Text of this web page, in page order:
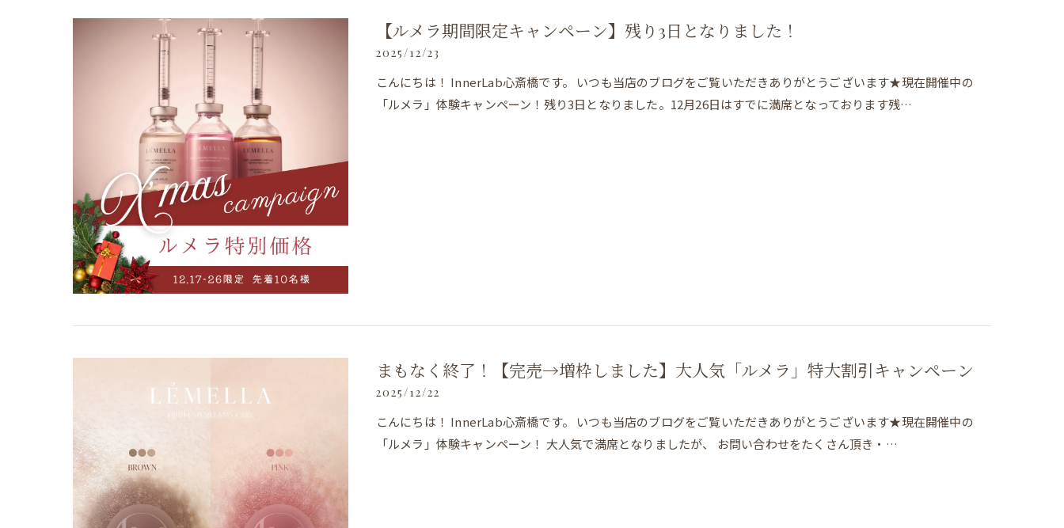
【ルメラ期間限定キャンペーン】残り3日となりました！
2025/12/23
こんにちは！ InnerLab心斎橋です。 いつも当店のブログをご覧いただきありがとうございます★現在開催中の
「ルメラ」体験キャンペーン！残り3日となりました。12月26日はすでに満席となっております残…
まもなく終了！【完売→増枠しました】大人気「ルメラ」特大割引キャンペーン
2025/12/22
こんにちは！ InnerLab心斎橋です。 いつも当店のブログをご覧いただきありがとうございます★現在開催中の
「ルメラ」体験キャンペーン！ 大人気で満席となりましたが、 お問い合わせをたくさん頂き・…
LINEで予約・相談
LINEで予約・相談